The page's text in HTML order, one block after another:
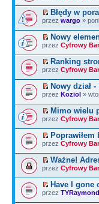
Błędy w
przez wargo »
Nowy
przez Cyfrowy
Ranking
przez Cyfrowy
Nowy dział
przez Koziol »
Mimo wielu
przez Cyfrowy
przez Cyfrowy
Ważne!
przez Cyfrowy
Have I gone
przez TYRaymond